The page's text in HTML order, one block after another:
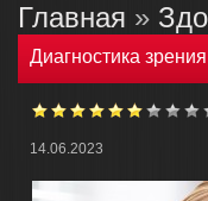
Главная »
Диагностика
14.06.2023